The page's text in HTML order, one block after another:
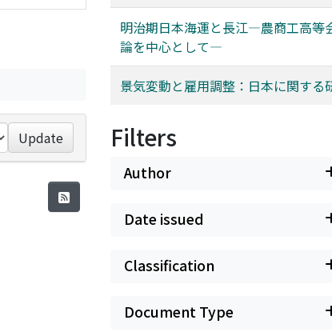
Update
明治期日本海運と長江―農商工高等
論を中心として―
景気変動と雇用調整：日本に関する
Filters
Author
Date issued
Classification
Document Type